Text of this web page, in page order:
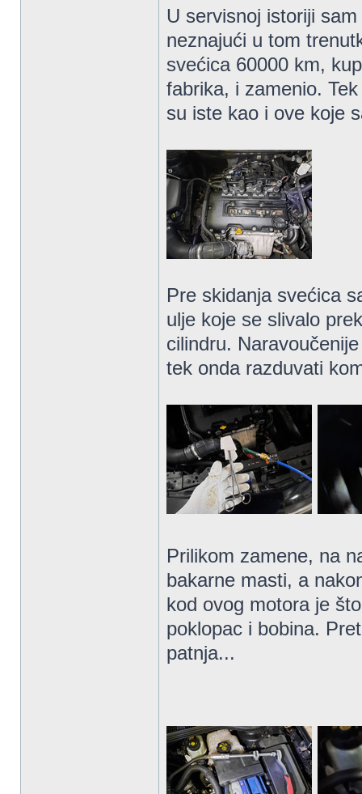
U servisnoj istoriji
neznajući u tom
svećica 60000 km,
fabrika, i zamenio.
su iste kao i ove koje
Pre skidanja svećica
ulje koje se slivalo
cilindru.
tek onda razduvati
Prilikom zamene, na
bakarne masti, a
kod ovog motora je
poklopac i bobina.
patnja...